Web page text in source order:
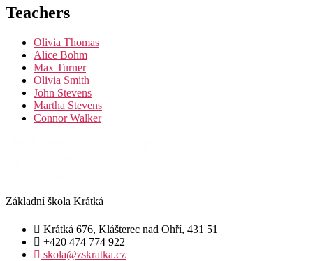
Teachers
Olivia Thomas
Alice Bohm
Max Turner
Olivia Smith
John Stevens
Martha Stevens
Connor Walker
Základní škola Krátká
Krátká 676, Klášterec nad Ohří, 431 51
+420 474 774 922
skola@zskratka.cz